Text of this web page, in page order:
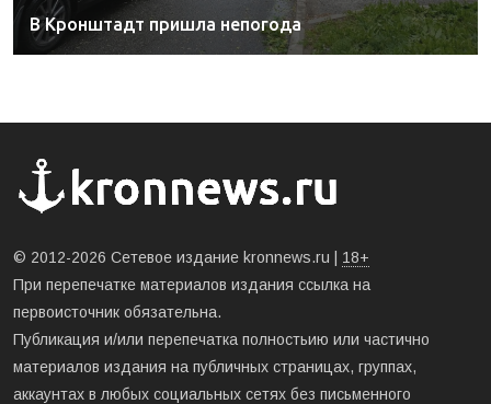
В Кронштадт пришла непогода
© 2012-2026 Сетевое издание kronnews.ru | 18+
При перепечатке материалов издания ссылка на
первоисточник обязательна.
Публикация и/или перепечатка полностьию или частично
материалов издания на публичных страницах, группах,
аккаунтах в любых социальных сетях без письменного